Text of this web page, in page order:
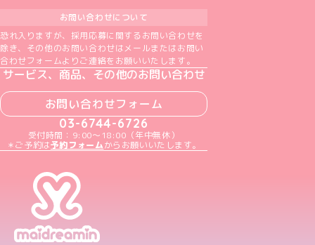
お問い合わせについて
恐れ入りますが、採用応募に関するお問い合わせを
除き、その他のお問い合わせはメールまたはお問い
合わせフォームよりご連絡をお願いいたします。
サービス、商品、その他のお問い合わせ
お問い合わせフォーム
03-6744-6726
受付時間：9:00～18:00（年中無休）
＊ご予約は予約フォームからお願いいたします。